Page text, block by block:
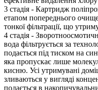
3 стадія - Картридж
етапом попереднього
тонкої фільтрації, що
4 стадія -
вода фільтрується за
подається під тиском на
яка пропускає лише
кисню. Усі утримувані
зливаються у вигляді
подається в